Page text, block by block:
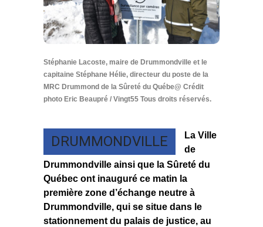
Stéphanie Lacoste, maire de Drummondville et le
capitaine Stéphane Hélie, directeur du poste de la
MRC Drummond de la Sûreté du Québe@ Crédit
photo Eric Beaupré / Vingt55 Tous droits réservés.
DRUMMONDVILLE
La Ville
de
Drummondville ainsi que la Sûreté du
Québec ont inauguré ce matin la
première zone d’échange neutre à
Drummondville, qui se situe dans le
stationnement du palais de justice, au